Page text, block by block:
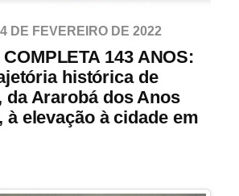
DE FEVEREIRO DE 2022
143 ANOS:
histórica de
da Ararobá dos Anos
à elevação à cidade em